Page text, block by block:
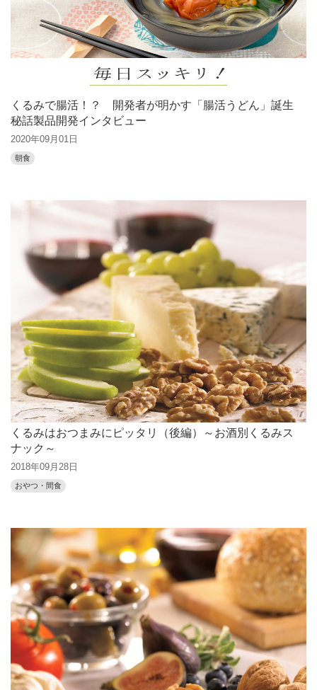
くるみで腸活！？ 開発者が明かす「腸活うどん」誕生
秘話製品開発インタビュー
2020年09月01日
朝食
くるみはおつまみにピッタリ（後編）～お酒別くるみス
ナック～
2018年09月28日
おやつ・間食